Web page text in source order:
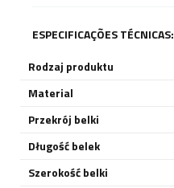
ESPECIFICAÇÕES TÉCNICAS:
Rodzaj produktu
Material
Przekrój belki
Długość belek
Szerokość belki